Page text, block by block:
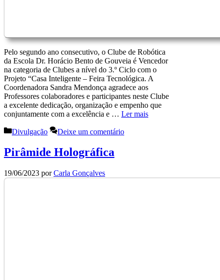
Pelo segundo ano consecutivo, o Clube de Robótica
da Escola Dr. Horácio Bento de Gouveia é Vencedor
na categoria de Clubes a nível do 3.º Ciclo com o
Projeto “Casa Inteligente – Feira Tecnológica. A
Coordenadora Sandra Mendonça agradece aos
Professores colaboradores e participantes neste Clube
a excelente dedicação, organização e empenho que
conjuntamente com a excelência e … Ler mais
Categorias
Divulgação Deixe um comentário
Pirâmide Holográfica
19/06/2023 porCarla Gonçalves